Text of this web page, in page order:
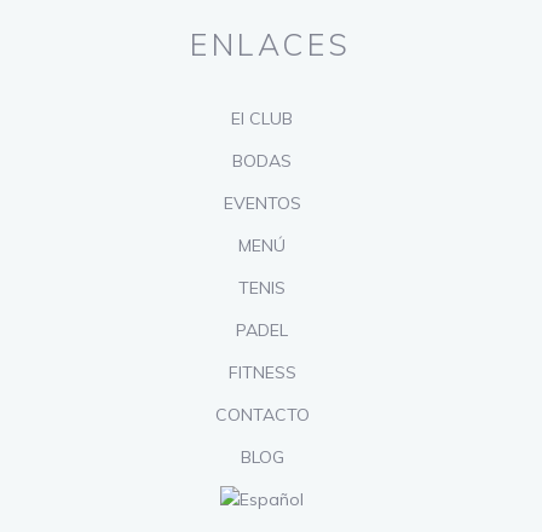
ENLACES
El CLUB
BODAS
EVENTOS
MENÚ
TENIS
PADEL
FITNESS
CONTACTO
BLOG